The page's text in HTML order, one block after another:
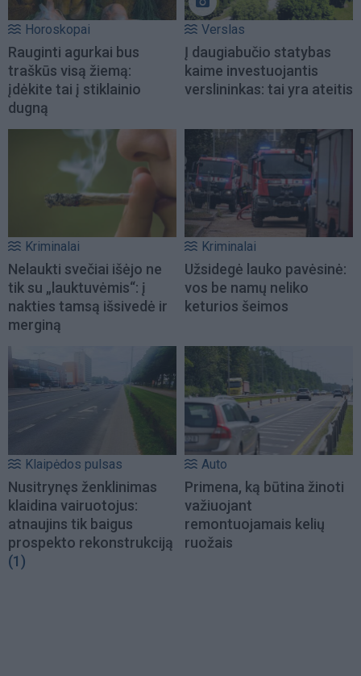
Horoskopai
Rauginti agurkai bus
traškūs visą žiemą:
įdėkite tai į stiklainio
dugną
Verslas
Į daugiabučio statybas
kaime investuojantis
verslininkas: tai yra ateitis
Kriminalai
Nelaukti svečiai išėjo ne
tik su „lauktuvėmis“: į
nakties tamsą išsivedė ir
merginą
Kriminalai
Užsidegė lauko pavėsinė:
vos be namų neliko
keturios šeimos
Klaipėdos pulsas
Nusitrynęs ženklinimas
klaidina vairuotojus:
atnaujins tik baigus
prospekto rekonstrukciją
(1)
Auto
Primena, ką būtina žinoti
važiuojant
remontuojamais kelių
ruožais